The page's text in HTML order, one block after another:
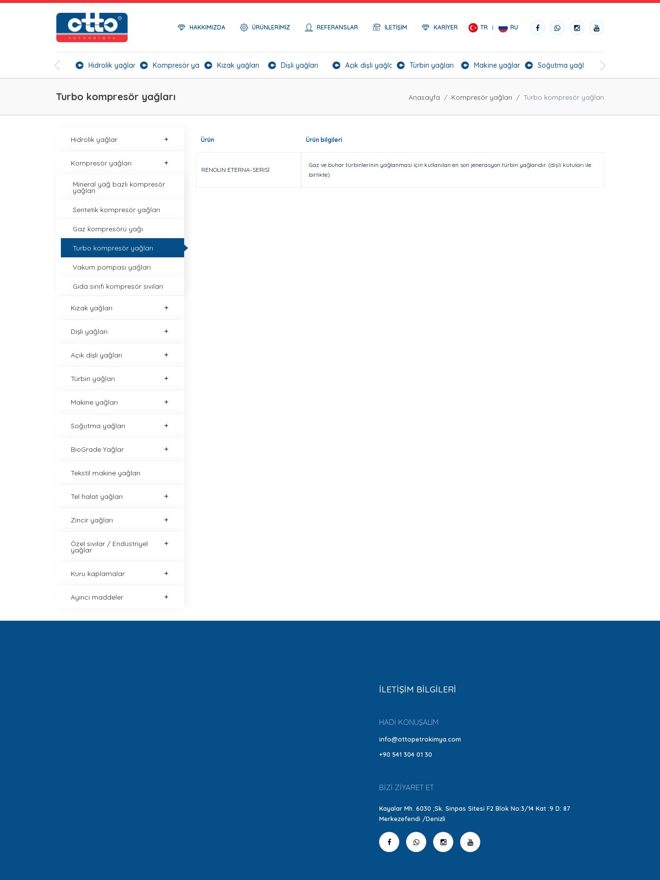
HAKKIMIZDA ÜRÜNLERIMIZ REFERANSLAR İLETIŞIM KARIYER TR RU
Hidrolik yağlar Kompresör yağları Kızak yağları Dişli yağları Açık dişli yağları Türbin yağları Makine yağları Soğutma yağları BioGrade Yağlar
Turbo kompresör yağları Anasayfa Kompresör yağları Turbo kompresör yağları
Hidrolik yağlar
Kompresör yağları
Mineral yağ bazlı kompresör
yağları
Sentetik kompresör yağları
Gaz kompresörü yağı
Turbo kompresör yağları
Vakum pompası yağları
Gıda sınıfı kompresör sıvıları
Kızak yağları
Dişli yağları
Açık dişli yağları
Türbin yağları
Makine yağları
Soğutma yağları
BioGrade Yağlar
Tekstil makine yağları
Tel halat yağları
Zincir yağları
Özel sıvılar / Endüstriyel
yağlar
Kuru kaplamalar
Ayırıcı maddeler
Ürün Ürün bilgileri
RENOLIN ETERNA-SERISİ
Gaz ve buhar türbinlerinin yağlanması için kullanılan en son jenerasyon türbin yağlarıdır. (dişli kutuları ile
birlikte).
İLETİŞİM BİLGİLERİ
HADİ KONUŞALIM
info@ottopetrokimya.com
+90 541 304 01 30
BİZİ ZİYARET ET
Kayalar Mh. 6030 ;Sk. Sinpas Sitesi F2 Blok No:3/14 Kat :9 D: 87
Merkezefendi /Denizli